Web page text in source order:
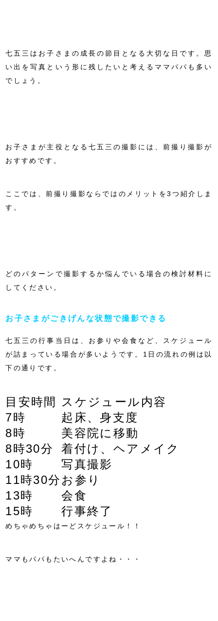
七五三はお子さまの成長の節目となる大切な日です。思
い出を写真という形に残したいと考えるママパパも多い
でしょう。
お子さまが主役となる七五三の撮影には、前撮り撮影が
おすすめです。
ここでは、前撮り撮影ならではのメリットを3つ紹介しま
す。
どのパターンで撮影するか悩んでいる場合の検討材料に
してください。
お子さまがごきげんな状態で撮影できる
七五三の行事当日は、お参りや会食など、スケジュール
が詰まっている場合が多いようです。1日の流れの例は以
下の通りです。
目安時間
スケジュール内容
7時
起床、身支度
8時
美容院に移動
8時30分
着付け、ヘアメイク
10時
写真撮影
11時30分 お参り
13時
会食
15時
行事終了
めちゃめちゃはーどスケジュール！！
ママもパパもたいへんですよね・・・